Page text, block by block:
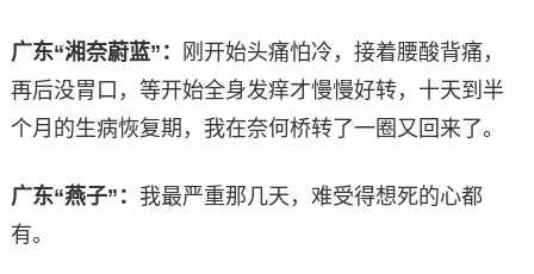
广东“湘奈蔚蓝”：
刚开始头痛怕冷，接着腰酸背痛，
再后没胃口，等开始全身发痒才慢慢好转，十天到半
个月的生病恢复期，我在奈何桥转了一圈又回来了。
广东“燕子”： 我最严重那几天，难受得想死的心都
有。